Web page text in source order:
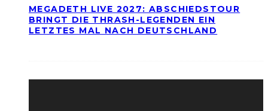
MEGADETH LIVE 2027: ABSCHIEDSTOUR
BRINGT DIE THRASH-LEGENDEN EIN
LETZTES MAL NACH DEUTSCHLAND